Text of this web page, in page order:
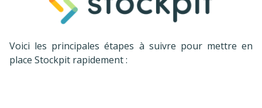
Voici les principales étapes à suivre pour mettre en
place Stockpit rapidement :